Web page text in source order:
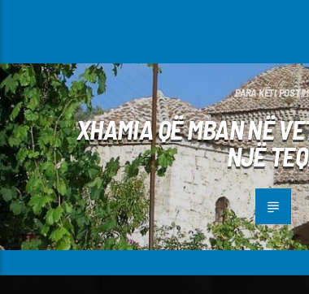
PARA KËTI
XHAMIA QË MBAN NË
NJË